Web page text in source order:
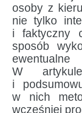
osoby z
nie tylko
i faktyczny
sposób
W
i
w nich
wcześniej